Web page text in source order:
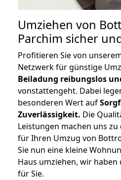
Umziehen von
Parchim sicher
Profitieren Sie von
Netzwerk für günstige
Beiladung reibungslos
vonstattengeht. Dabei
besonderen Wert auf
Zuverlässigkeit. Die
Leistungen machen uns
für Ihren Umzug von
Sie nun eine kleine
Haus umziehen, wir haben
für Sie.